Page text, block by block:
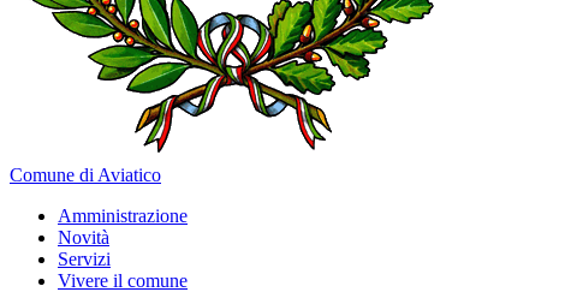
Comune di Aviatico
Amministrazione
Novità
Servizi
Vivere il comune